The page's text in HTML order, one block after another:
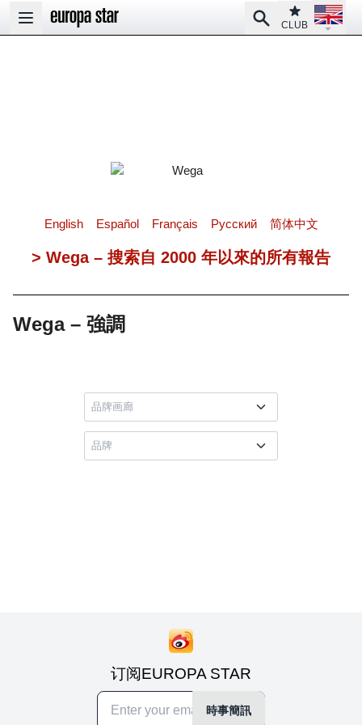
Open main menu
SearchClub
CLUB
Open
English Español Français Pусский 简体中文
> Wega – 搜索自 2000 年以來的所有報告
Wega – 強調
订阅EUROPA STAR
時事簡訊